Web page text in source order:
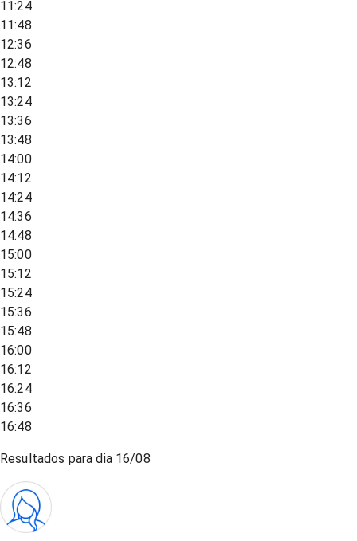
11:24
11:48
12:36
12:48
13:12
13:24
13:36
13:48
14:00
14:12
14:24
14:36
14:48
15:00
15:12
15:24
15:36
15:48
16:00
16:12
16:24
16:36
16:48
Resultados para dia 16/08